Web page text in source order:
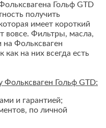
Гольф GTD
получить
имеет короткий
вовсе. Фильтры, масла,
Фольксваген
на них всегда есть
Гольф GTD:
и гарантией;
по личной